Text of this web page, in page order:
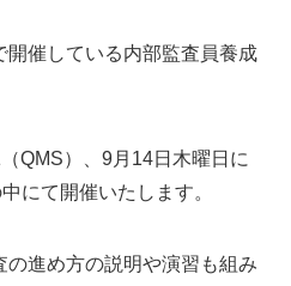
開催している内部監査員養成
QMS）、9月14日木曜日に
にて開催いたします。
進め方の説明や演習も組み